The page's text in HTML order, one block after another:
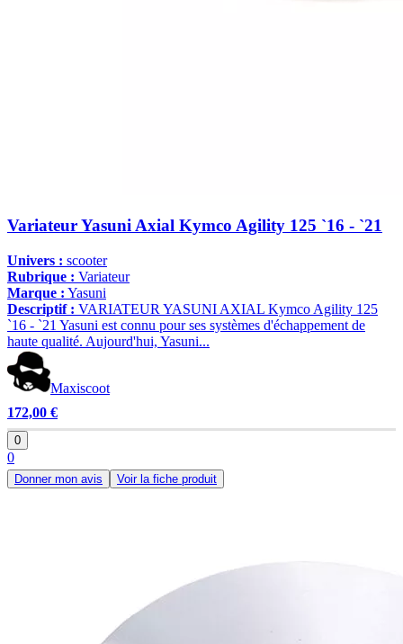
Variateur Yasuni Axial Kymco Agility 125 `16 - `21
Univers : scooter
Rubrique : Variateur
Marque : Yasuni
Descriptif : VARIATEUR YASUNI AXIAL Kymco Agility 125
`16 - `21 Yasuni est connu pour ses systèmes d'échappement de
haute qualité. Aujourd'hui, Yasuni...
Maxiscoot
172,00 €
0
0
Donner mon avis Voir la fiche produit